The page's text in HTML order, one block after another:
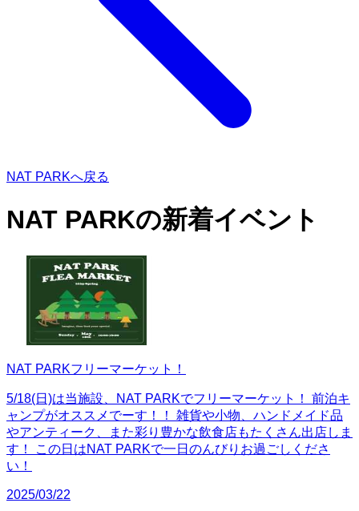
NAT PARKへ戻る
NAT PARKの新着イベント
NAT PARKフリーマーケット！
5/18(日)は当施設、NAT PARKでフリーマーケット！ 前泊キ
ャンプがオススメでーす！！ 雑貨や小物、ハンドメイド品
やアンティーク、また彩り豊かな飲食店もたくさん出店しま
す！ この日はNAT PARKで一日のんびりお過ごしくださ
い！
2025/03/22